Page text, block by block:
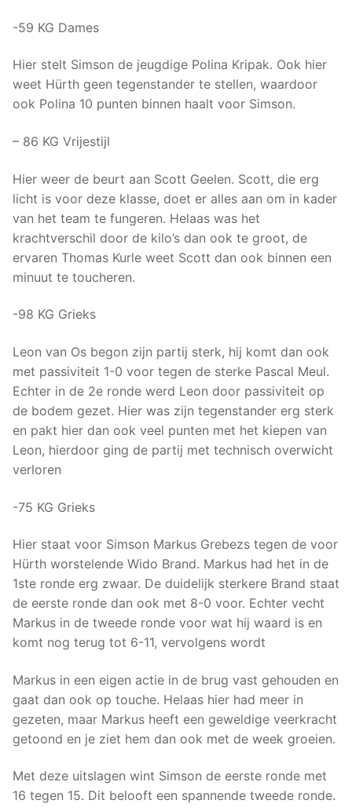
-59 KG Dames
Hier stelt Simson de jeugdige Polina Kripak. Ook hier
weet Hürth geen tegenstander te stellen, waardoor
ook Polina 10 punten binnen haalt voor Simson.
– 86 KG Vrijestijl
Hier weer de beurt aan Scott Geelen. Scott, die erg
licht is voor deze klasse, doet er alles aan om in kader
van het team te fungeren. Helaas was het
krachtverschil door de kilo’s dan ook te groot, de
ervaren Thomas Kurle weet Scott dan ook binnen een
minuut te toucheren.
-98 KG Grieks
Leon van Os begon zijn partij sterk, hij komt dan ook
met passiviteit 1-0 voor tegen de sterke Pascal Meul.
Echter in de 2e ronde werd Leon door passiviteit op
de bodem gezet. Hier was zijn tegenstander erg sterk
en pakt hier dan ook veel punten met het kiepen van
Leon, hierdoor ging de partij met technisch overwicht
verloren
-75 KG Grieks
Hier staat voor Simson Markus Grebezs tegen de voor
Hürth worstelende Wido Brand. Markus had het in de
1ste ronde erg zwaar. De duidelijk sterkere Brand staat
de eerste ronde dan ook met 8-0 voor. Echter vecht
Markus in de tweede ronde voor wat hij waard is en
komt nog terug tot 6-11, vervolgens wordt
Markus in een eigen actie in de brug vast gehouden en
gaat dan ook op touche. Helaas hier had meer in
gezeten, maar Markus heeft een geweldige veerkracht
getoond en je ziet hem dan ook met de week groeien.
Met deze uitslagen wint Simson de eerste ronde met
16 tegen 15. Dit belooft een spannende tweede ronde.